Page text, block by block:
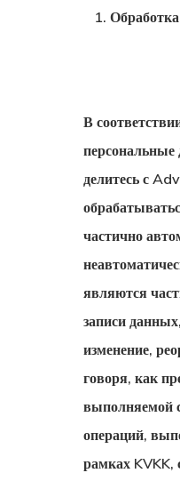
В
делитесь с
частично
являются
записи
изменение,
говоря, как
выполняемой
операций,
рамках KVKK,